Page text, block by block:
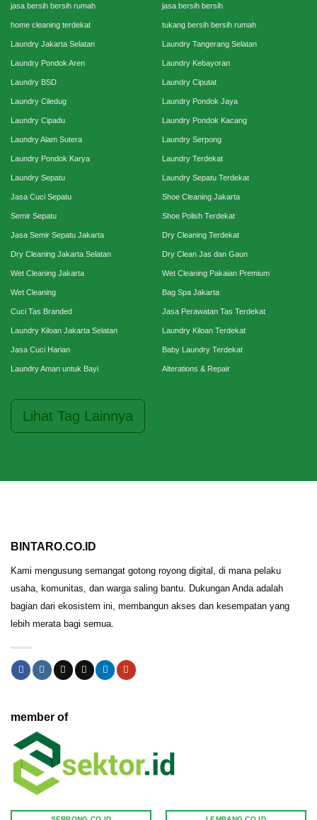
jasa bersih bersih rumah jasa bersih bersih
home cleaning terdekat tukang bersih bersih rumah
Laundry Jakarta Selatan Laundry Tangerang Selatan
Laundry Pondok Aren Laundry Kebayoran
Laundry BSD Laundry Ciputat
Laundry Ciledug Laundry Pondok Jaya
Laundry Cipadu Laundry Pondok Kacang
Laundry Alam Sutera Laundry Serpong
Laundry Pondok Karya Laundry Terdekat
Laundry Sepatu Laundry Sepatu Terdekat
Jasa Cuci Sepatu Shoe Cleaning Jakarta
Semir Sepatu Shoe Polish Terdekat
Jasa Semir Sepatu Jakarta Dry Cleaning Terdekat
Dry Cleaning Jakarta Selatan Dry Clean Jas dan Gaun
Wet Cleaning Jakarta Wet Cleaning Pakaian Premium
Wet Cleaning Bag Spa Jakarta
Cuci Tas Branded Jasa Perawatan Tas Terdekat
Laundry Kiloan Jakarta Selatan Laundry Kiloan Terdekat
Jasa Cuci Harian Baby Laundry Terdekat
Laundry Aman untuk Bayi Alterations & Repair
Lihat Tag Lainnya
BINTARO.CO.ID
Kami mengusung semangat gotong royong digital, di mana pelaku
usaha, komunitas, dan warga saling bantu. Dukungan Anda adalah
bagian dari ekosistem ini, membangun akses dan kesempatan yang
lebih merata bagi semua.
member of